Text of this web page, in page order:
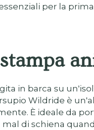
per la
in barca su
Wildride è
È ideale da
di schiena